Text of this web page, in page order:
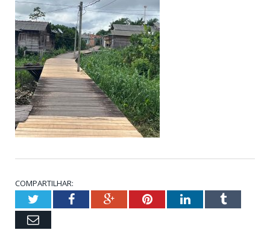
COMPARTILHAR:
TwitterFacebookGoogle+PinterestLinkedInTumblr
Email